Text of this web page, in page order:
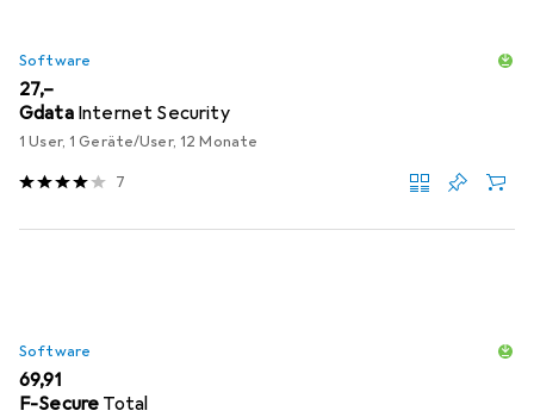
Software
EUR
27,–
Gdata Internet Security
1 User, 1 Geräte/User, 12 Monate
7
Software
EUR
69,91
F-Secure Total